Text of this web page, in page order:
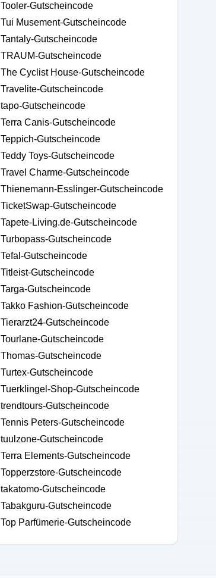
Tooler-Gutscheincode
Tui Musement-Gutscheincode
Tantaly-Gutscheincode
TRAUM-Gutscheincode
The Cyclist House-Gutscheincode
Travelite-Gutscheincode
tapo-Gutscheincode
Terra Canis-Gutscheincode
Teppich-Gutscheincode
Teddy Toys-Gutscheincode
Travel Charme-Gutscheincode
Thienemann-Esslinger-Gutscheincode
TicketSwap-Gutscheincode
Tapete-Living.de-Gutscheincode
Turbopass-Gutscheincode
Tefal-Gutscheincode
Titleist-Gutscheincode
Targa-Gutscheincode
Takko Fashion-Gutscheincode
Tierarzt24-Gutscheincode
Tourlane-Gutscheincode
Thomas-Gutscheincode
Turtex-Gutscheincode
Tuerklingel-Shop-Gutscheincode
trendtours-Gutscheincode
Tennis Peters-Gutscheincode
tuulzone-Gutscheincode
Terra Elements-Gutscheincode
Topperzstore-Gutscheincode
takatomo-Gutscheincode
Tabakguru-Gutscheincode
Top Parfümerie-Gutscheincode